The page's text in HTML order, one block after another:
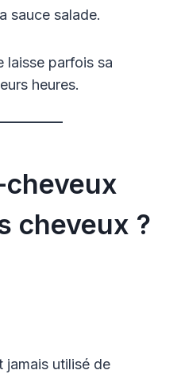
sauce salade.
laisse parfois sa
heures.
cheveux ?
jamais utilisé de